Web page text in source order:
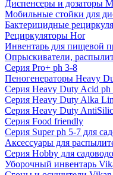
Диспенсеры и дозаторы
Мобильные стойки для
Бактерицидные
Рециркуляторы Hor
Инвентарь для пищевой
Опрыскиватели,
Серия Pro+ ph 3-8
Пеногенераторы Heavy
Серия Heavy Duty Acid ph
Серия Heavy Duty Alka
Серия Heavy Duty
Серия Food friendly
Серия Super ph 5-7 для
Аксессуары для
Серия Hobby для
Уборочный инвентарь